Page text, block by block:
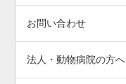
お問い合わせ
法人・動物病院の方へ